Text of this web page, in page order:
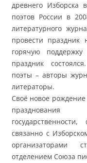
древнего
поэтов России в
литературного
провести
горячую поддержку
праздник
поэты – авторы
литераторы.
Своё новое рождение
празднования
связанно с
организаторами
отделением Союза